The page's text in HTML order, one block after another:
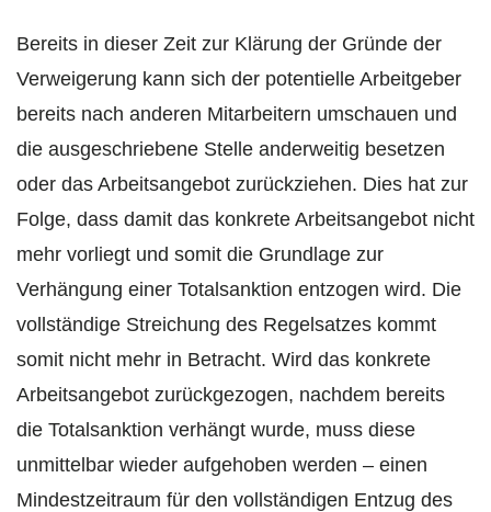
Bereits in dieser Zeit zur Klärung der Gründe der
Verweigerung kann sich der potentielle Arbeitgeber
bereits nach anderen Mitarbeitern umschauen und
die ausgeschriebene Stelle anderweitig besetzen
oder das Arbeitsangebot zurückziehen. Dies hat zur
Folge, dass damit das konkrete Arbeitsangebot nicht
mehr vorliegt und somit die Grundlage zur
Verhängung einer Totalsanktion entzogen wird. Die
vollständige Streichung des Regelsatzes kommt
somit nicht mehr in Betracht. Wird das konkrete
Arbeitsangebot zurückgezogen, nachdem bereits
die Totalsanktion verhängt wurde, muss diese
unmittelbar wieder aufgehoben werden – einen
Mindestzeitraum für den vollständigen Entzug des